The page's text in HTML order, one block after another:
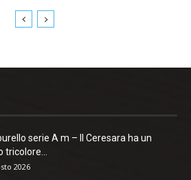
serie A m – Il Ceresara ha un
tricolore...
2026